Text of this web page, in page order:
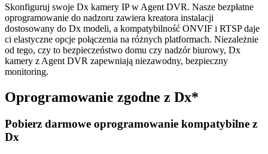
Skonfiguruj swoje Dx kamery IP w Agent DVR. Nasze bezpłatne
oprogramowanie do nadzoru zawiera kreatora instalacji
dostosowany do Dx modeli, a kompatybilność ONVIF i RTSP daje
ci elastyczne opcje połączenia na różnych platformach. Niezależnie
od tego, czy to bezpieczeństwo domu czy nadzór biurowy, Dx
kamery z Agent DVR zapewniają niezawodny, bezpieczny
monitoring.
Oprogramowanie zgodne z Dx*
Pobierz darmowe oprogramowanie kompatybilne z
Dx